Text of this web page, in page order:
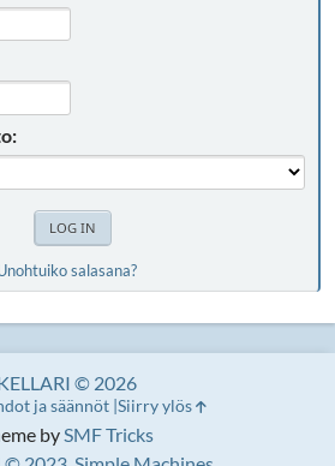
salasana?
bySMF Tricks
© 2026
ja säännöt Siirry ylös